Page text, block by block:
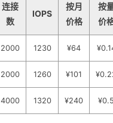
连接
数
IOPS
按月
价格
按
价
2000 1230 ¥64
2000 1260 ¥101
4000 1320 ¥240